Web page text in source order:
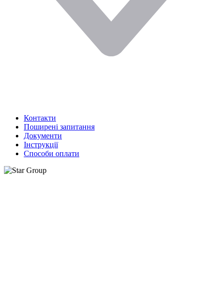
Контакти
Поширені запитання
Документи
Інструкції
Способи оплати